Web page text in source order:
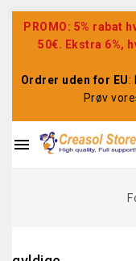
PROMO: 5% rabat
50€. Ekstra 6%,
Ordrer uden for EU:
Prøv
